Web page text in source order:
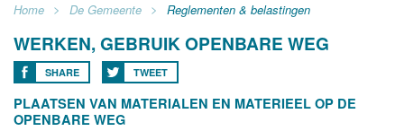
Home De Gemeente Reglementen & belastingen
WERKEN, GEBRUIK OPENBARE WEG
SHARE TWEET
PLAATSEN VAN MATERIALEN EN MATERIEEL OP DE
OPENBARE WEG